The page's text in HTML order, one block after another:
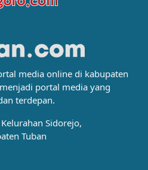
media online di kabupaten
portal media yang
terdepan.
Sidorejo,
Tuban